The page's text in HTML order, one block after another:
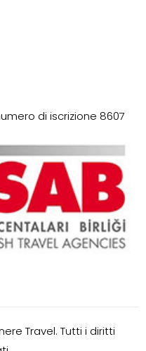
di iscrizione 8607
Travel. Tutti i diritti